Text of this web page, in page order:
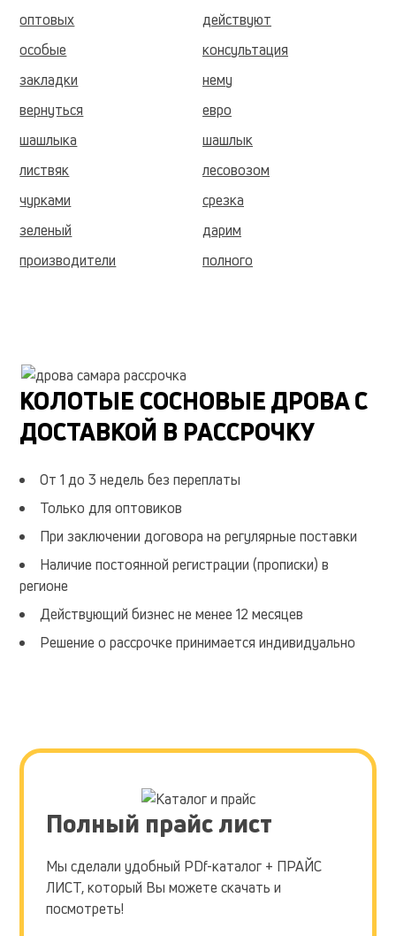
оптовых
действуют
особые
консультация
закладки
нему
вернуться
евро
шашлыка
шашлык
листвяк
лесовозом
чурками
срезка
зеленый
дарим
производители
полного
осмотра
предоплат
переплачиваете
самое
рынке
актуальную
может
удельная
ккал
КОЛОТЫЕ СОСНОВЫЕ ДРОВА С
ДОСТАВКОЙ В РАССРОЧКУ
От 1 до 3 недель без переплаты
Только для оптовиков
При заключении договора на регулярные поставки
Наличие постоянной регистрации (прописки) в
регионе
Действующий бизнес не менее 12 месяцев
Решение о рассрочке принимается индивидуально
Полный прайс лист
Мы сделали удобный PDf-каталог + ПРАЙС
ЛИСТ, который Вы можете скачать и
посмотреть!